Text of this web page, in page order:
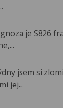
je S826
jsem si
jej...